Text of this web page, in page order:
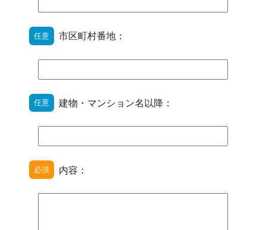
任意 市区町村番地：
任意 建物・マンション名以降：
必須 内容：